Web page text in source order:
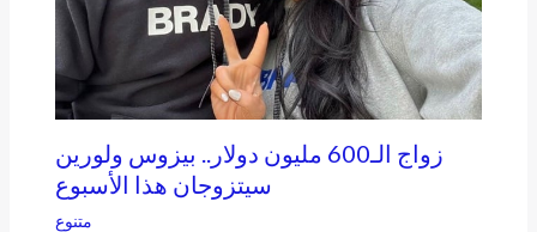
زواج الـ600 مليون دولار.. بيزوس ولورين
سيتزوجان هذا الأسبوع
متنوع